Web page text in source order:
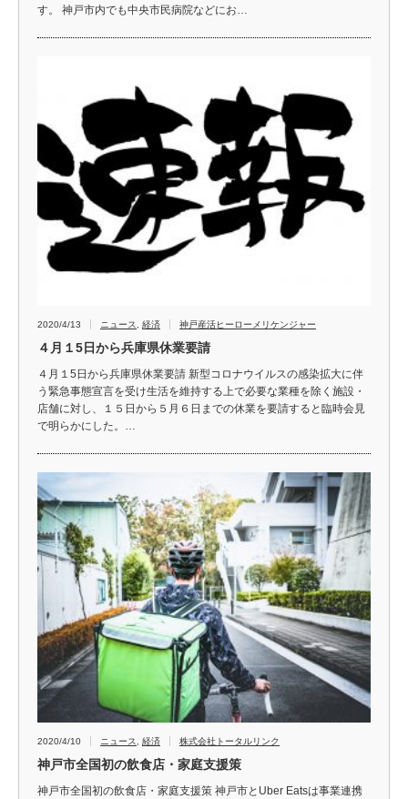
す。 神戸市内でも中央市民病院などにお…
2020/4/13 ニュース 経済 神戸産活ヒーローメリケンジャー
４月１5日から兵庫県休業要請
４月１5日から兵庫県休業要請 新型コロナウイルスの感染拡大に伴
う緊急事態宣言を受け生活を維持する上で必要な業種を除く施設・
店舗に対し、１５日から５月６日までの休業を要請すると臨時会見
で明らかにした。…
2020/4/10 ニュース 経済 株式会社トータルリンク
神戸市全国初の飲食店・家庭支援策
神戸市全国初の飲食店・家庭支援策 神戸市とUber Eatsは事業連携